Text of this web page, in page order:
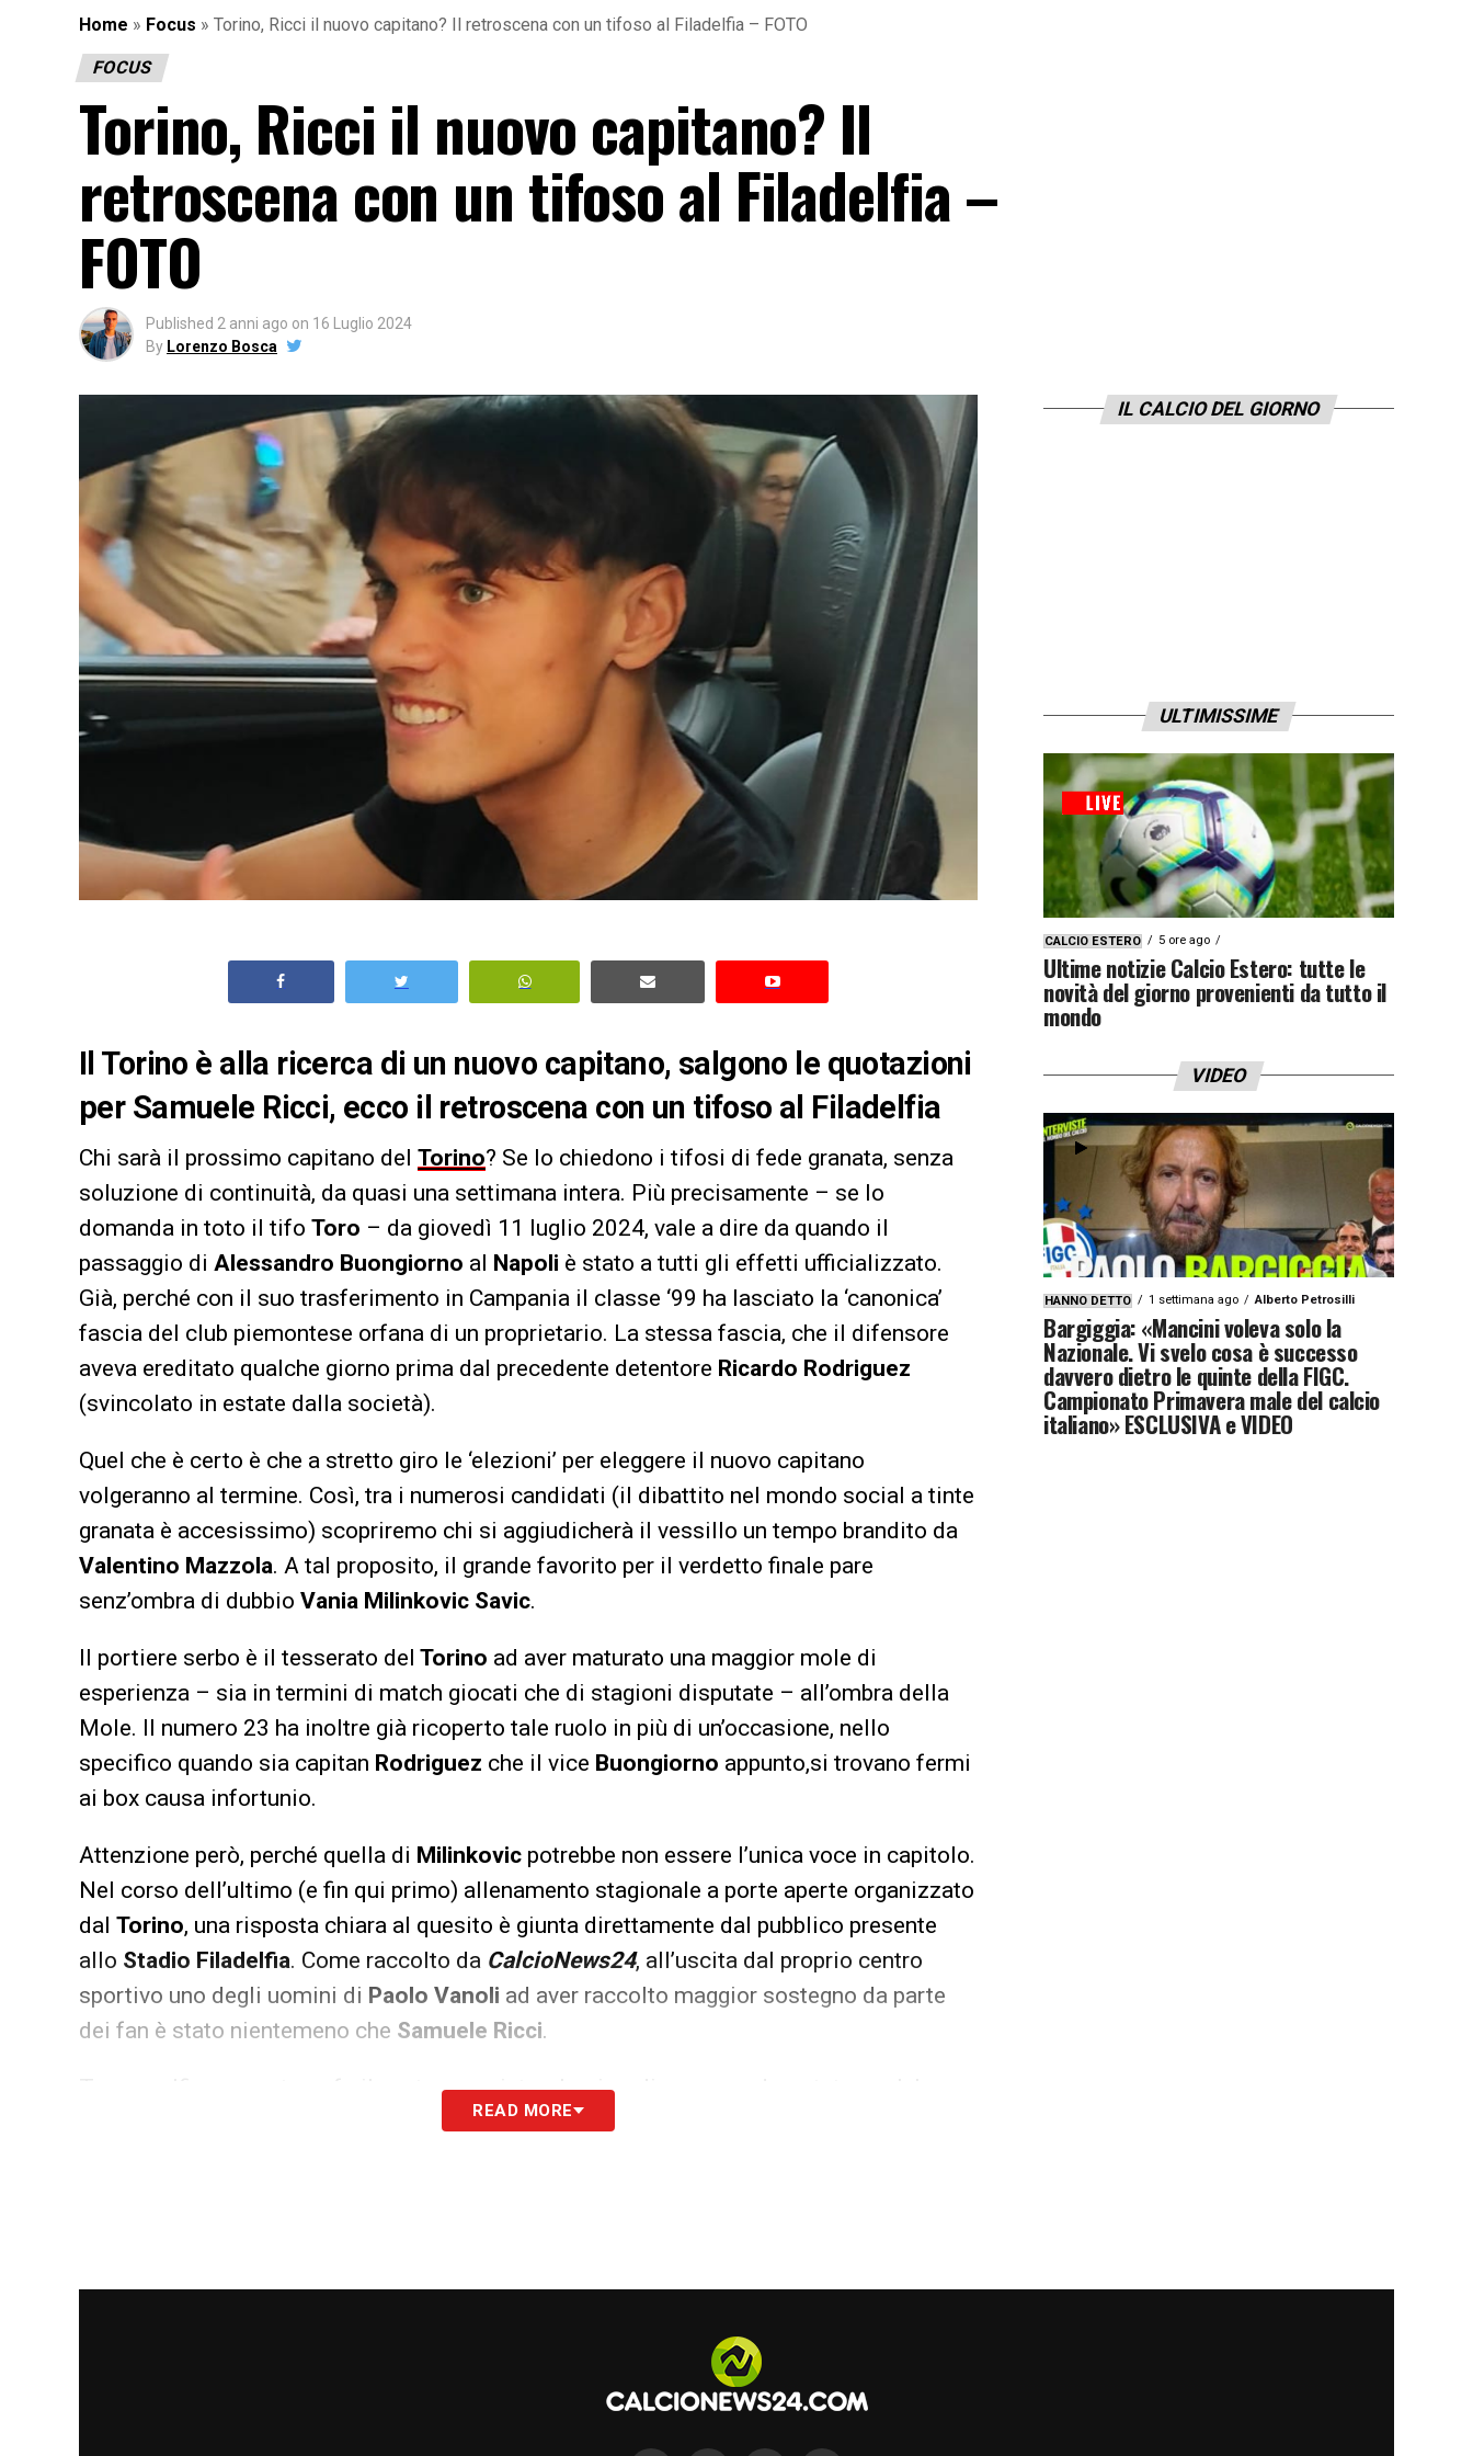
Home » Focus » Torino, Ricci il nuovo capitano? Il retroscena con un tifoso al Filadelfia – FOTO
FOCUS
Torino, Ricci il nuovo capitano? Il
retroscena con un tifoso al Filadelfia –
FOTO
Published 2 anni ago on 16 Luglio 2024
By Lorenzo Bosca
Il Torino è alla ricerca di un nuovo capitano, salgono le quotazioni
per Samuele Ricci, ecco il retroscena con un tifoso al Filadelfia
Chi sarà il prossimo capitano del Torino? Se lo chiedono i tifosi di fede granata, senza
soluzione di continuità, da quasi una settimana intera. Più precisamente – se lo
domanda in toto il tifo Toro – da giovedì 11 luglio 2024, vale a dire da quando il
passaggio di Alessandro Buongiorno al Napoli è stato a tutti gli effetti ufficializzato.
Già, perché con il suo trasferimento in Campania il classe ‘99 ha lasciato la ‘canonica’
fascia del club piemontese orfana di un proprietario. La stessa fascia, che il difensore
aveva ereditato qualche giorno prima dal precedente detentore Ricardo Rodriguez
(svincolato in estate dalla società).
Quel che è certo è che a stretto giro le ‘elezioni’ per eleggere il nuovo capitano
volgeranno al termine. Così, tra i numerosi candidati (il dibattito nel mondo social a tinte
granata è accesissimo) scopriremo chi si aggiudicherà il vessillo un tempo brandito da
Valentino Mazzola. A tal proposito, il grande favorito per il verdetto finale pare
senz’ombra di dubbio Vania Milinkovic Savic.
Il portiere serbo è il tesserato del Torino ad aver maturato una maggior mole di
esperienza – sia in termini di match giocati che di stagioni disputate – all’ombra della
Mole. Il numero 23 ha inoltre già ricoperto tale ruolo in più di un’occasione, nello
specifico quando sia capitan Rodriguez che il vice Buongiorno appunto,si trovano fermi
ai box causa infortunio.
Attenzione però, perché quella di Milinkovic potrebbe non essere l’unica voce in capitolo.
Nel corso dell’ultimo (e fin qui primo) allenamento stagionale a porte aperte organizzato
dal Torino, una risposta chiara al quesito è giunta direttamente dal pubblico presente
allo Stadio Filadelfia. Come raccolto da CalcioNews24, all’uscita dal proprio centro
sportivo uno degli uomini di Paolo Vanoli ad aver raccolto maggior sostegno da parte
dei fan è stato nientemeno che Samuele Ricci.
Tra un selfie e un autografo il centrocampista, che ricordiamo aver decurtato qualche
giornata della propria pausa estiva per farsi trovare sin da subito pronto, è stato
lungo. Già il prossimo sabato, in occasione dell’amichevole con laVirtus Verona,
a scendere in campo con la
READ MORE
IL CALCIO DEL GIORNO
ULTIMISSIME
CALCIO ESTERO 5 ore ago
Ultime notizie Calcio Estero: tutte le
novità del giorno provenienti da tutto il
mondo
VIDEO
HANNO DETTO 1 settimana ago Alberto Petrosilli
Bargiggia: «Mancini voleva solo la
Nazionale. Vi svelo cosa è successo
davvero dietro le quinte della FIGC.
Campionato Primavera male del calcio
italiano» ESCLUSIVA e VIDEO